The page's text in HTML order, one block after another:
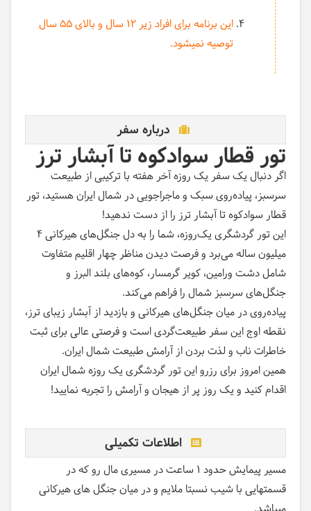
این برنامه برای افراد زیر 12 سال و بالای 55 سال
توصیه نمیشود.
درباره سفر
تور قطار سوادکوه تا آبشار ترز
اگر دنبال یک سفر یک روزه آخر هفته با ترکیبی از طبیعت
سرسبز، پیاده‌روی سبک و ماجراجویی در شمال ایران هستید، تور
قطار سوادکوه تا آبشار ترز را از دست ندهید!
این تور گردشگری یک‌روزه، شما را به دل جنگل‌های هیرکانی ۴
میلیون ساله می‌برد و فرصت دیدن مناظر چهار اقلیم متفاوت
شامل دشت ورامین، کویر گرمسار، کوه‌های بلند البرز و
جنگل‌های سرسبز شمال را فراهم می‌کند.
پیاده‌روی در میان جنگل‌های هیرکانی و بازدید از آبشار زیبای ترز،
نقطه اوج این سفر طبیعت‌گردی است و فرصتی عالی برای ثبت
خاطرات ناب و لذت بردن از آرامش طبیعت شمال ایران.
همین امروز برای رزرو این تور گردشگری یک روزه شمال ایران
اقدام کنید و یک روز پر از هیجان و آرامش را تجربه نمایید!
اطلاعات تکمیلی
مسیر پیمایش حدود 1 ساعت در مسیری مال رو که در
قسمتهایی با شیب نسبتا ملایم و در میان جنگل های هیرکانی